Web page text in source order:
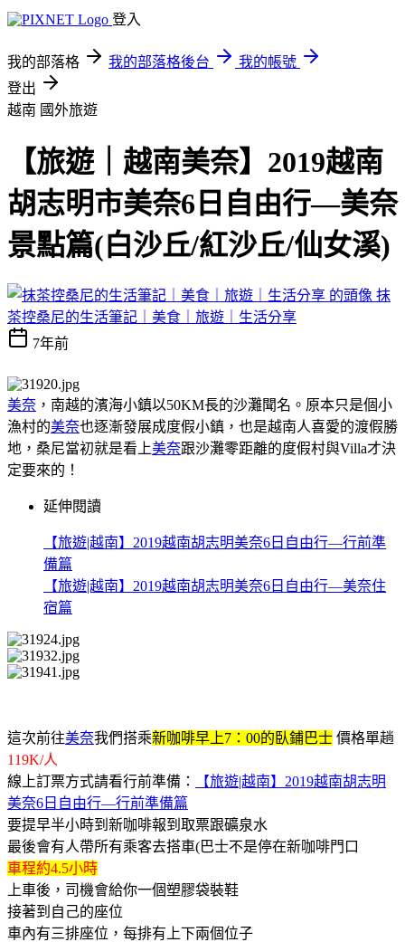
登入
我的部落格 我的部落格後台
我的帳號
登出
越南 國外旅遊
【旅遊｜越南美奈】2019越南
胡志明市美奈6日自由行—美奈
景點篇(白沙丘/紅沙丘/仙女溪)
抹
茶控桑尼的生活筆記｜美食｜旅遊｜生活分享
7年前
美奈 ，南越的濱海小鎮以50KM長的沙灘聞名。原本只是個小
漁村的美奈也逐漸發展成度假小鎮，也是越南人喜愛的渡假勝
地，桑尼當初就是看上美奈跟沙灘零距離的度假村與Villa才決
定要來的！
延伸閱讀
【旅遊|越南】2019越南胡志明美奈6日自由行—行前準
備篇
【旅遊|越南】2019越南胡志明美奈6日自由行—美奈住
宿篇
這次前往美奈我們搭乘新咖啡早上7：00的臥鋪巴士 價格單趟
119K/人
線上訂票方式請看行前準備：
【旅遊|越南】2019越南胡志明
美奈6日自由行—行前準備篇
要提早半小時到新咖啡報到取票跟礦泉水
最後會有人帶所有乘客去搭車(巴士不是停在新咖啡門口
車程約4.5小時
上車後，司機會給你一個塑膠袋裝鞋
接著到自己的座位
車內有三排座位，每排有上下兩個位子